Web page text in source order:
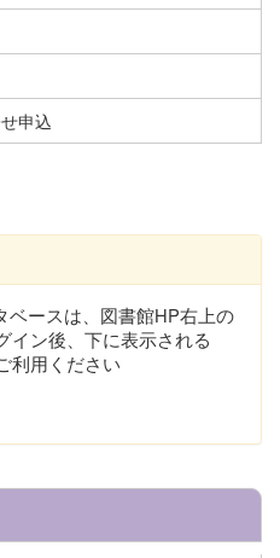
申込
ベースは、図書館HP右上の
イン後、下に表示される
利用ください